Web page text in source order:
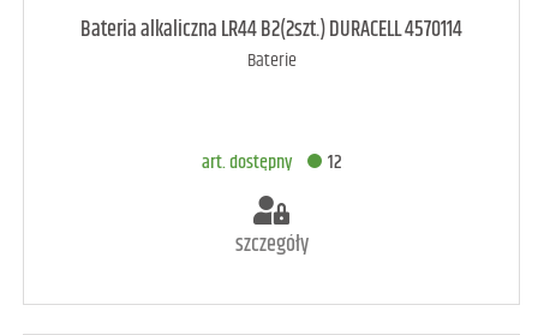
art. dostępny 10
Bateria alkaliczna LR44 B2(2szt.) DURACELL 4570114
Baterie
art. dostępny 12
szczegóły